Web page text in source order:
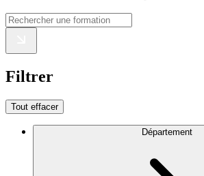
Filtrer
Tout effacer
Département